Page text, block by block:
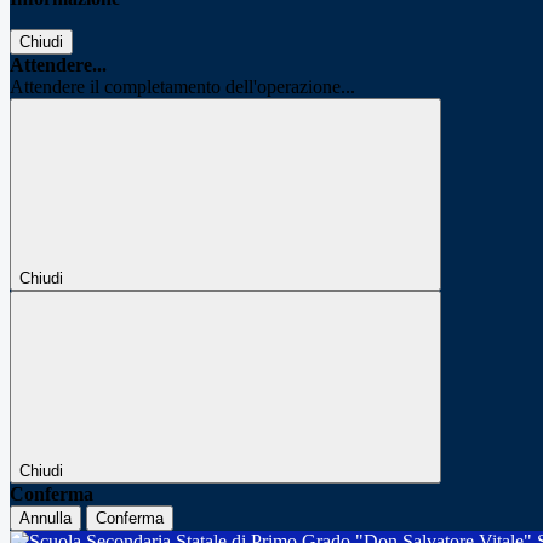
Chiudi
Attendere...
Attendere il completamento dell'operazione...
Chiudi
Chiudi
Conferma
Annulla Conferma